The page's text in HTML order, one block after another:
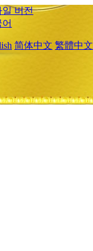
일 버전
简体中文 繁體中文